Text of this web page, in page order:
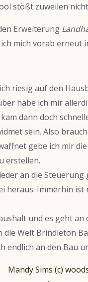
stößt zuweilen
Erweiterung
mich vorab erneut
riesig auf den
habe ich mir
dann doch
sein. Also
gebe ich mir
erstellen.
an die
heraus. Immerhin ist
und es geht an
Welt Brindleton
endlich an den Bau